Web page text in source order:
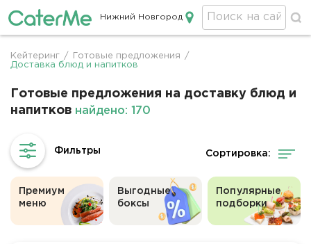
Кейтеринг в Нижнем Новгороде
Нижний Новгород
Строка
Кейтеринг / Готовые предложения
/
Доставка блюд и напитков
Готовые предложения на доставку блюд и
напитков найдено: 170
Сортировка:
Премиум
меню
Выгодные
боксы
Популярные
подборки